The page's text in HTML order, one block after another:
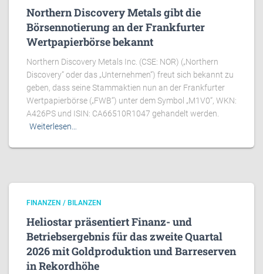
Northern Discovery Metals gibt die
Börsennotierung an der Frankfurter
Wertpapierbörse bekannt
Northern Discovery Metals Inc. (CSE: NOR) („Northern
Discovery“ oder das „Unternehmen“) freut sich bekannt zu
geben, dass seine Stammaktien nun an der Frankfurter
Wertpapierbörse („FWB“) unter dem Symbol „M1V0“, WKN:
A426PS und ISIN: CA66510R1047 gehandelt werden.
Weiterlesen…
FINANZEN / BILANZEN
Heliostar präsentiert Finanz- und
Betriebsergebnis für das zweite Quartal
2026 mit Goldproduktion und Barreserven
in Rekordhöhe